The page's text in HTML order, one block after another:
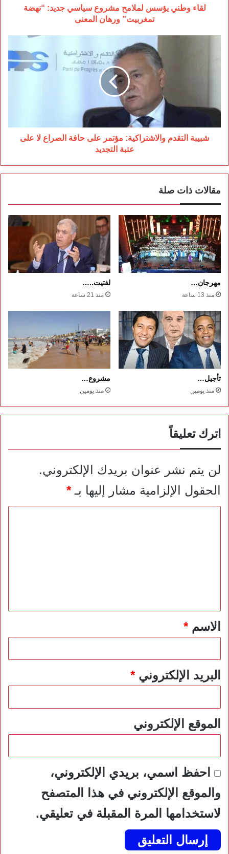
ورهان
لقاء وطني يؤسس لملامح مشروع سياسي جديد: “نهضة
تمغربيت” ورهان المعنى
والاشتراكية:
الصراع
لا
على
عتبة
شبيبة التقدم والاشتراكية: مؤتمر على حافة الصراع لا على
عتبة التجديد
مقالات ذات صلة
مهرجان…
منذ 13 ساعة
لفتيت..…
منذ 21 ساعة
تأجيل…
منذ يومين
مشروع…
منذ يومين
اترك تعليقاً
لن يتم نشر عنوان بريدك الإلكتروني.
الحقول الإلزامية مشار إليها بـ*
*الاسم*
البريد الإلكتروني*
الموقع الإلكتروني
احفظ اسمي، بريدي الإلكتروني،
والموقع الإلكتروني في هذا المتصفح
لاستخدامها المرة المقبلة في تعليقي.